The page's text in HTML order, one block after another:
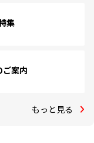
集
ご案内
もっと見る